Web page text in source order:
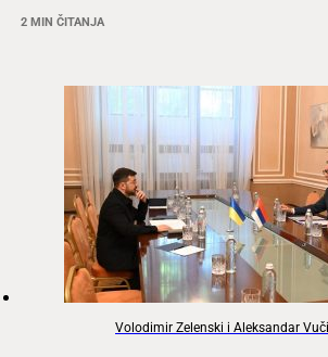
2 MIN ČITANJA
Volodimir Zelenski i Aleksandar